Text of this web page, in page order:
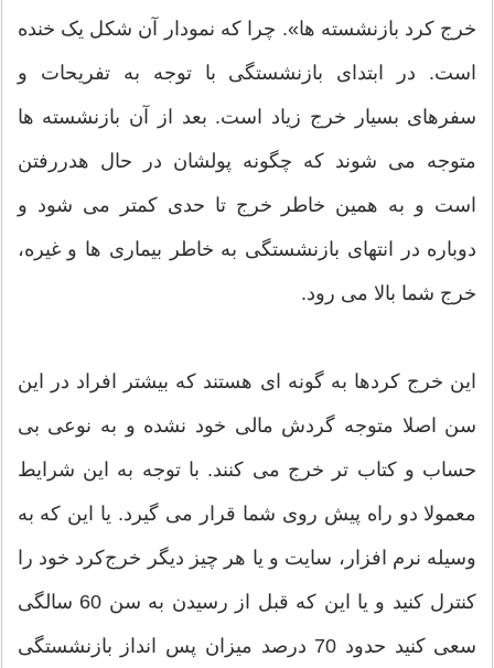
خرج کرد بازنشسته ها». چرا که نمودار آن شکل یک خنده
است. در ابتدای بازنشستگی با توجه به تفریحات و
سفرهای بسیار خرج زیاد است. بعد از آن بازنشسته ها
متوجه می شوند که چگونه پولشان در حال هدررفتن
است و به همین خاطر خرج تا حدی کمتر می شود و
دوباره در انتهای بازنشستگی به خاطر بیماری ها و غیره،
خرج شما بالا می رود.
این خرج کردها به گونه ای هستند که بیشتر افراد در این
سن اصلا متوجه گردش مالی خود نشده و به نوعی بی
حساب و کتاب تر خرج می کنند. با توجه به این شرایط
معمولا دو راه پیش روی شما قرار می گیرد. یا این که به
وسیله نرم افزار، سایت و یا هر چیز دیگر خرج‌کرد خود را
کنترل کنید و یا این که قبل از رسیدن به سن 60 سالگی
سعی کنید حدود 70 درصد میزان پس انداز بازنشستگی